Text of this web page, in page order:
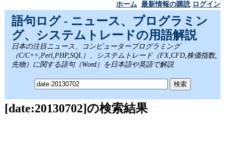
ホーム 最新情報の購読 ログイン
語句ログ - ニュース、プログラミン
グ、システムトレードの用語解説
日本の注目ニュース、コンピュータープログラミング
（C/C++,Perl,PHP,SQL）、システムトレード（FX,CFD,株価指数,
先物）に関する語句（Word）を日本語や英語で解説
[date:20130702]の検索結果